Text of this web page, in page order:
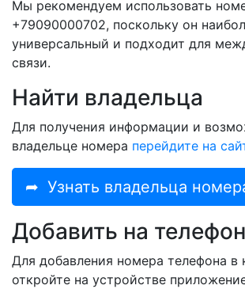
Мы рекомендуем использовать
+79090000702, поскольку он
универсальный и подходит для
связи.
Найти владельца
Для получения информации и
владельце номера перейдите на
➦ Узнать владельца
Добавить на телефон
Для добавления номера телефона в
откройте на устройстве